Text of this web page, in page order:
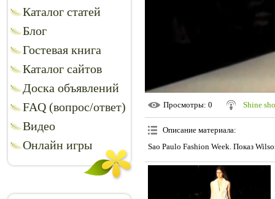
Каталог статей
Блог
Гостевая книга
Каталог сайтов
Доска объявлений
FAQ (вопрос/ответ)
Видео
Онлайн игры
Просмотры: 0 Shine
Описание материала:
Sao Paulo Fashion Week. Показ